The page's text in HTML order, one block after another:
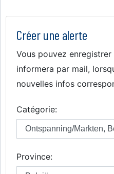
Créer une alerte
Vous pouvez
informera par mail,
nouvelles infos
Catégorie:
Province: